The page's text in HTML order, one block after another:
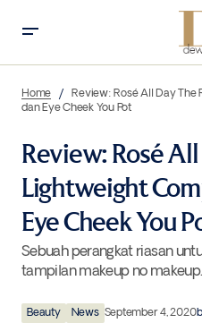
Eye Cheek You Pot
Home
Review: Rosé All Day The
dan Eye Cheek You Pot
Review: Rosé
Lightweight
Eye Cheek You
Sebuah perangkat riasan
tampilan makeup no makeup.
Beauty News September 4, 2020